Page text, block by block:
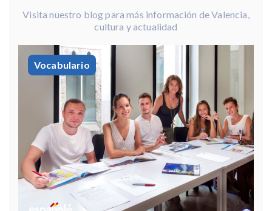
Visita nuestro blog para más información de Valencia,
cultura y actualidad
Vocabulario